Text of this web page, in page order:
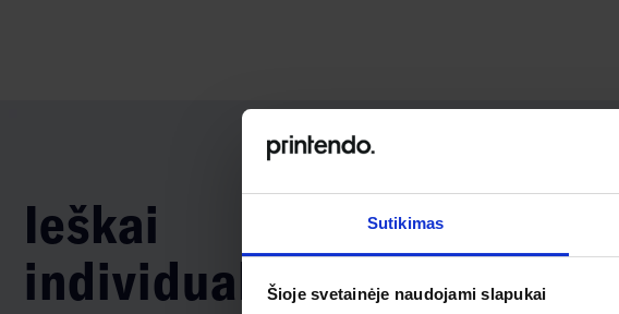
Sutikimas
Šioje svetainėje naudojami slapukai
Ieškai
individualaus